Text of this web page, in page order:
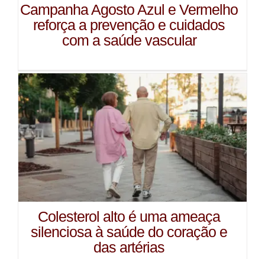
Campanha Agosto Azul e Vermelho
reforça a prevenção e cuidados
com a saúde vascular
Colesterol alto é uma ameaça
silenciosa à saúde do coração e
das artérias